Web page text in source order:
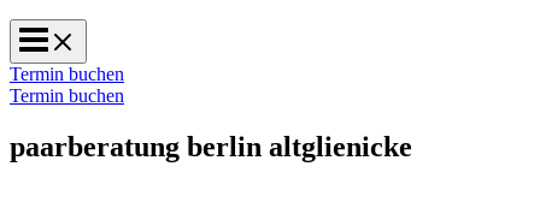
Termin buchen
Termin buchen
paarberatung berlin altglienicke